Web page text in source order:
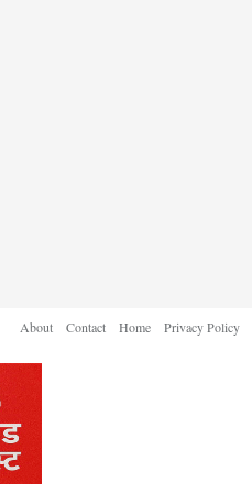
About Contact Home Privacy Policy